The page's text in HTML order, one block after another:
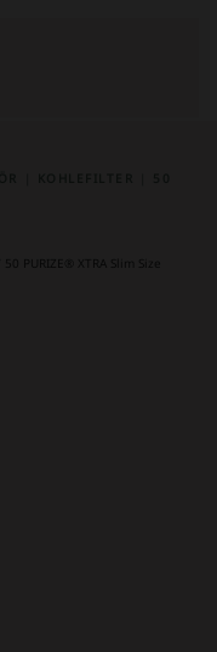
/ 50 PURIZE® XTRA Slim Size